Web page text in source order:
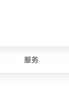
服务